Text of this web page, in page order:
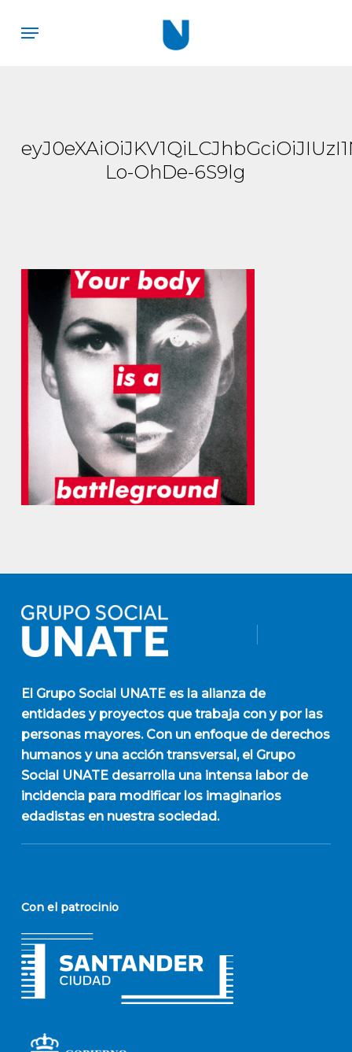
Menu
Lo-OhDe-6S9lg
El Grupo Social UNATEes la alianza de
entidades y proyectos que trabaja con y por las
personas mayores. Con un enfoque de derechos
humanos y una acción transversal, el Grupo
Social UNATE desarrolla una intensa labor de
incidencia para modificar los imaginarios
edadistas en nuestra sociedad.
Con el patrocinio